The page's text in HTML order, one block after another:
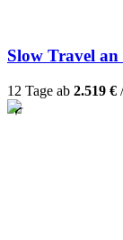
Slow Travel
12 Tage ab 2.519 €